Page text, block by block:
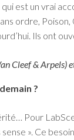
qui est un vrai
ordre,
Ils ont
Cleef &
?
Pour
». Ce